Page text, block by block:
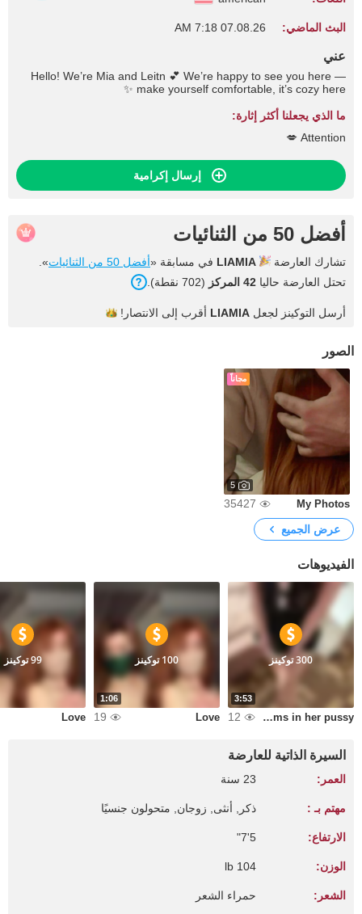
البث الماضي: 07.08.26 7:18 AM
عني
Hello! We’re Mia and Leitn 💕 We’re happy to see you here —
make yourself comfortable, it’s cozy here ✨
ما الذي يجعلنا أكثر إثارة:
Attention 💋
إرسال إكرامية
أفضل 50 من الثنائيات
تشارك العارضة LIAMIA في مسابقة «أفضل 50 من الثنائيات
».
تحتل العارضة حاليا 42 المركز (702 نقطة).
أرسل التوكينز لجعل LIAMIA أقرب إلى الانتصار!
الصور
مجاناً
5
My Photos
35427
عرض الجميع
الفيديوهات
3:53
300 توكينز
Sex handcuffs cums in her pussy
12
1:06
100 توكينز
Love
19
99 توكينز
Love
السيرة الذاتية للعارضة
العمر: 23 سنة
مهتم بـ : ذكر, أنثى, زوجان, متحولون جنسيًا
الارتفاع: 5'7"
الوزن: 104 lb
الشعر: حمراء الشعر